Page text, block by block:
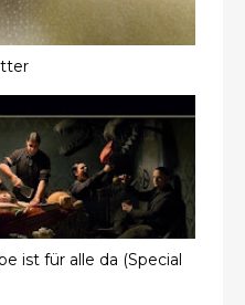
ist für alle da (Special